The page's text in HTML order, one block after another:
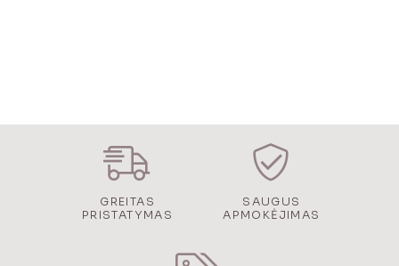
GREITAS
PRISTATYMAS
SAUGUS
APMOKĖJIMAS